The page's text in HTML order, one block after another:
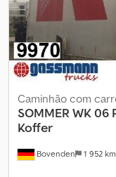
slatwall, barras para
semirreboque
mas pode ser
sobre acessórios são
alterações, venda
Bovenden 1 952 km
Caminhão com
SOMMER WK 06
Koffer